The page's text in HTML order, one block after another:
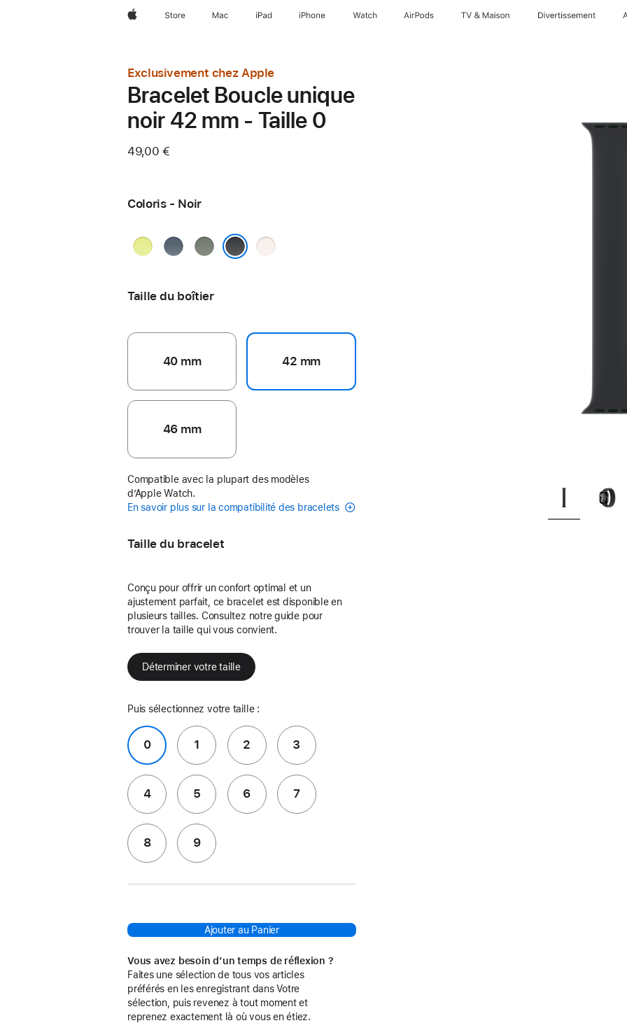
AppleStore Mac iPad iPhone Watch AirPods TV & Maison Divertissements
Exclusivement chez Apple
Bracelet Boucle unique
noir 42 mm - Taille 0
49,00 €
Coloris - Noir
JauneBleu
Gris
Rose
Taille du boîtier
40 mm 42 mm
46 mm
Compatible avec la plupart des modèles
d’Apple Watch.
En savoir plus sur la compatibilité des bracelets
Taille du bracelet
Conçu pour offrir un confort optimal et un
ajustement parfait, ce bracelet est disponible en
plusieurs tailles. Consultez notre guide pour
trouver la taille qui vous convient.
Déterminer votre taille
Puis sélectionnez votre taille :
0 1 2 3
4 5 6 7
8 9
Ajouter au Panier
Vous avez besoin d’un temps de réflexion ?
Faites une sélection de tous vos articles
préférés en les enregistrant dans Votre
sélection, puis revenez à tout moment et
reprenez exactement là où vous en étiez.